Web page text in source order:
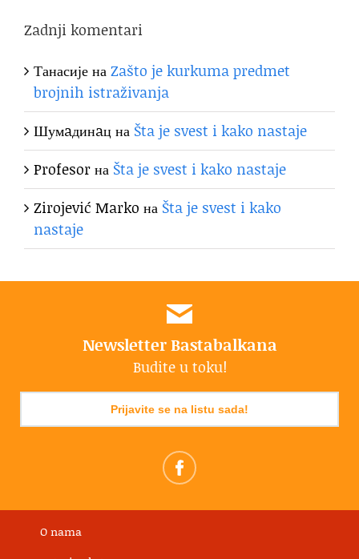
Zadnji komentari
ТанасијенаZašto je kurkuma predmet
brojnih istraživanja
Шумaдинaцна Šta je svest i kako nastaje
Profesorна Šta je svest i kako nastaje
Zirojević Marko на Šta je svest i kako
nastaje
Newsletter Bastabalkana
Budite u toku!
Prijavite se na listu sada!
O nama